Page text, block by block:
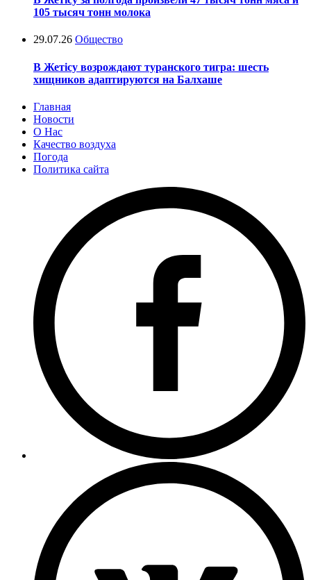
105 тысяч тонн молока
29.07.26 Общество
В Жетісу возрождают туранского тигра: шесть
хищников адаптируются на Балхаше
Главная
Новости
О Нас
Качество воздуха
Погода
Политика сайта